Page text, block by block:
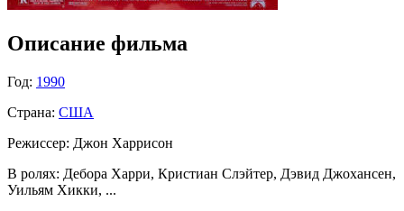
Описание фильма
Год: 1990
Страна: США
Режиссер: Джон Харрисон
В ролях: Дебора Харри, Кристиан Слэйтер, Дэвид Джохансен,
Уильям Хикки, ...